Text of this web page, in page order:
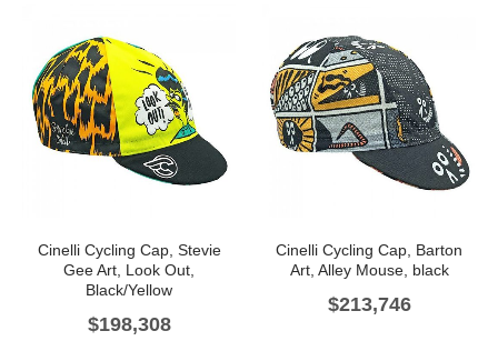
Cinelli Cycling Cap, Stevie
Gee Art, Look Out,
Black/Yellow
$198,308
Cinelli Cycling Cap, Barton
Art, Alley Mouse, black
$213,746